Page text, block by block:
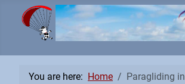
You are here: Home Paragliding